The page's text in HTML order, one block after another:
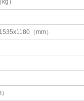
）
（mm）